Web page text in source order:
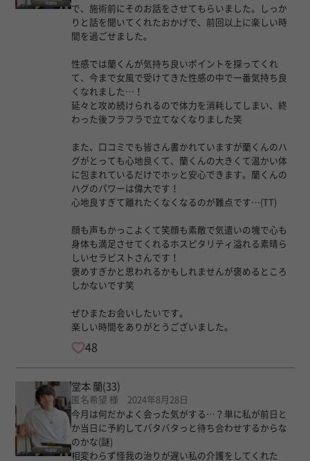
で、施術前にそのお話をさせてもらいました。しっか
りと話を聞いてくれたおかげで、前回以上に楽しい時
間を過ごせました。
性感では蘭くんが気持ち良いポイントを探ってくれ
て、今まで女風で受けてきた性感の中で一番気持ち良
くなれました…！
延々と攻め続けられるので体力を消耗してしまい、終
わった後フラフラで立てなくなりました笑
また、口コミでも皆さん書かれていますが蘭くんのハ
グがとっても心地良くて、蘭くんの大きくて温かい体
に包まれているだけでホッと安心できます。蘭くんの
ハグのパワーは偉大です！
心地良すぎて離れたくなくなるのが難点です…(TT)
顔も声もかっこよくて笑顔も素敵で気遣いの塊で心も
身体も満足させてくれるホスピタリティ溢れる素晴ら
しいセラピストさんです！
褒めすぎかと思われるかもしれませんが褒めるところ
しかないです笑
ぜひまたお会いしたいです。
楽しい時間をありがとうございました。
48
堂本 蘭(33)
匿名希望 様 2024年8月28日
今月は何だかよく会った気がする…？単に私が前日と
か当日に予約してバタバタっと待ち合わせするからな
のかな(謎)
相変わらず怪我の治りが遅い私の介護をしてくれた